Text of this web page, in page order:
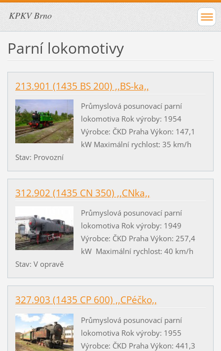
KPKV Brno
Parní lokomotivy
213.901 (1435 BS 200) ,,BS-ka,,
Průmyslová posunovací parní
lokomotiva Rok výroby: 1954
Výrobce: ČKD Praha Výkon: 147,1
kW Maximální rychlost: 35 km/h
Stav: Provozní
312.902 (1435 CN 350) ,,CNka,,
Průmyslová posunovací parní
lokomotiva Rok výroby: 1949
Výrobce: ČKD Praha Výkon: 257,4
kW Maximální rychlost: 40 km/h
Stav: V opravě
327.903 (1435 CP 600) ,,CPéčko,,
Průmyslová posunovací parní
lokomotiva Rok výroby: 1955
Výrobce: ČKD Praha Výkon: 441,3